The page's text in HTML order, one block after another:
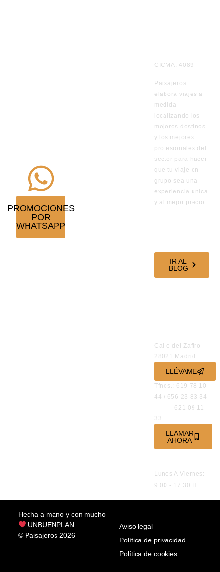
PROMOCIONES
POR
WHATSAPP
CICMA: 4089
Paisajeros
elabora viajes a
medida
localizando los
mejores destinos
y los mejores
profesionales del
sector para hacer
que tu viaje en
grupo sea una
experiencia única
y al mejor precio.
IR AL
BLOG
Calle del Zafiro
28021 Madrid
LLÉVAME
Tfnos.: 619 78 10
44 / 656 23 83 34
621 09 11
33
LLAMAR
AHORA
Lunes A Viernes:
9:00 - 17:30 H
Hecha a mano y con mucho
UNBUENPLAN
© Paisajeros 2026
Aviso legal
Política de privacidad
Política de cookies